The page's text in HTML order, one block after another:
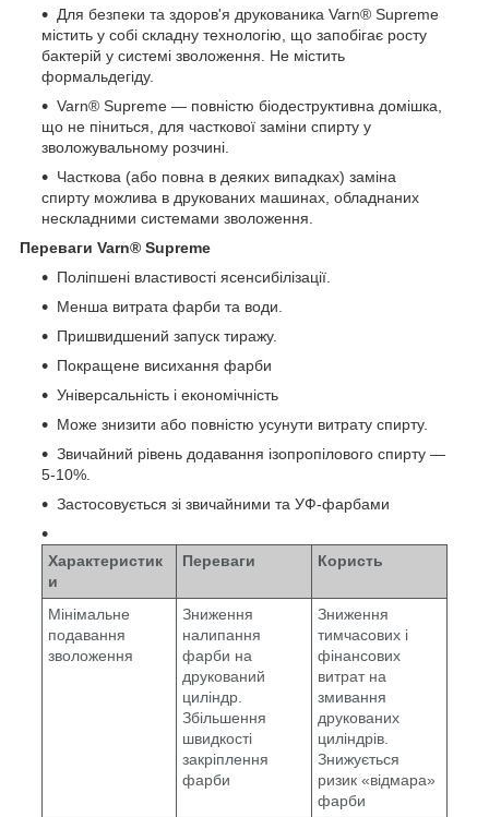
Для безпеки та здоров'я друкованика Varn® Supreme
містить у собі складну технологію, що запобігає росту
бактерій у системі зволоження. Не містить
формальдегіду.
Varn® Supreme — повністю біодеструктивна домішка,
що не піниться, для часткової заміни спирту у
зволожувальному розчині.
Часткова (або повна в деяких випадках) заміна
спирту можлива в друкованих машинах, обладнаних
нескладними системами зволоження.
Переваги Varn® Supreme
Поліпшені властивості ясенсибілізації.
Менша витрата фарби та води.
Пришвидшений запуск тиражу.
Покращене висихання фарби
Універсальність і економічність
Може знизити або повністю усунути витрату спирту.
Звичайний рівень додавання ізопропілового спирту —
5-10%.
Застосовується зі звичайними та УФ-фарбами
Характеристик
и
Переваги Користь
Мінімальне
подавання
зволоження
Зниження
налипання
фарби на
друкований
циліндр.
Збільшення
швидкості
закріплення
фарби
Зниження
тимчасових і
фінансових
витрат на
змивання
друкованих
циліндрів.
Знижується
ризик «відмара»
фарби